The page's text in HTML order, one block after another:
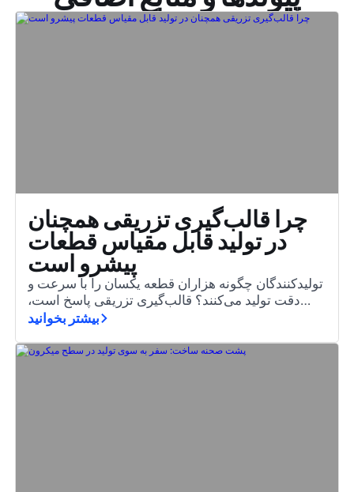
چرا قالب‌گیری تزریقی همچنان
در تولید قابل مقیاس قطعات
پیشرو است
تولیدکنندگان چگونه هزاران قطعه یکسان را با سرعت و
دقت تولید می‌کنند؟ قالب‌گیری تزریقی پاسخ است،
روشی ضروری که مواد مذاب را به اجزای پیچیده و با
بیشتر بخوانید